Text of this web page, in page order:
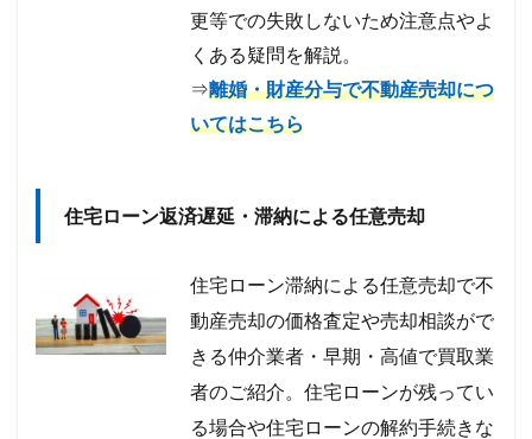
更等での失敗しないため注意点やよ
くある疑問を解説。
⇒離婚・財産分与で不動産売却につ
いてはこちら
住宅ローン返済遅延・滞納による任意売却
住宅ローン滞納による任意売却で不
動産売却の価格査定や売却相談がで
きる仲介業者・早期・高値で買取業
者のご紹介。住宅ローンが残ってい
る場合や住宅ローンの解約手続きな